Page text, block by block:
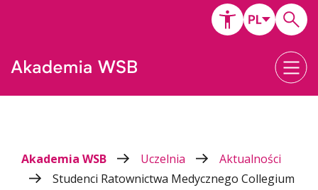
Akademia WSB Uczelnia
Aktualności
Studenci Ratownictwa Medycznego Collegium